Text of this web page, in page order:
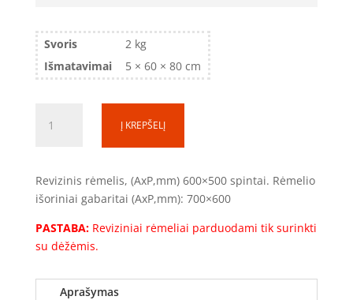
Svoris
2 kg
Išmatavimai
5 × 60 × 80 cm
kiekis:
sienoje
(RR0705)
Į KREPŠELĮ
Revizinis rėmelis, (AxP,mm) 600×500 spintai. Rėmelio
išoriniai gabaritai (AxP,mm): 700×600
PASTABA:Reviziniai rėmeliai parduodami tik surinkti
su dėžėmis.
Aprašymas